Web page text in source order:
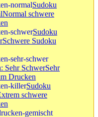
Sudoku
Normal schwere
Sudoku
Schwere Sudoku
Sehr SchwerSehr
Drucken
Sudoku
schwere